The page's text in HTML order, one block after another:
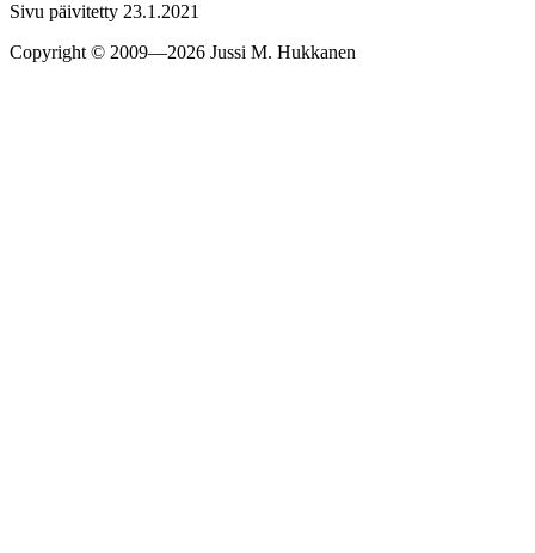
Sivu päivitetty 23.1.2021
Copyright © 2009—2026 Jussi M. Hukkanen